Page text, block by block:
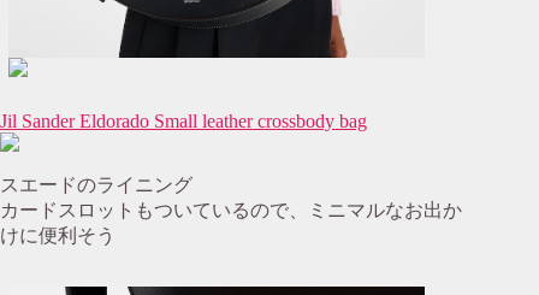
Jil Sander Eldorado Small leather crossbody bag
スエードのライニング
カードスロットもついているので、ミニマルなお出か
けに便利そう